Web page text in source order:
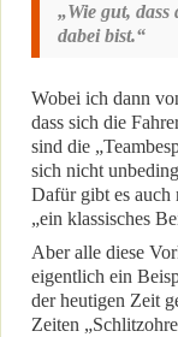
„Wie gut,
dabei bist.“
Wobei ich dann
dass sich die
sind die
sich nicht
Dafür gibt es auch
„ein klassisches
Aber alle diese
eigentlich ein
der heutigen Zeit
Zeiten